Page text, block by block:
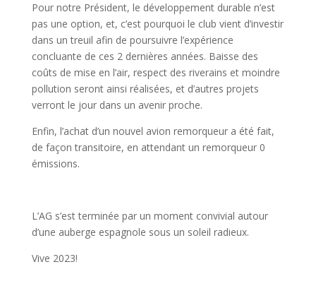
Pour notre Président, le développement durable n’est
pas une option, et, c’est pourquoi le club vient d’investir
dans un treuil afin de poursuivre l’expérience
concluante de ces 2 dernières années. Baisse des
coûts de mise en l’air, respect des riverains et moindre
pollution seront ainsi réalisées, et d’autres projets
verront le jour dans un avenir proche.
Enfin, l’achat d’un nouvel avion remorqueur a été fait,
de façon transitoire, en attendant un remorqueur 0
émissions.
L’AG s’est terminée par un moment convivial autour
d’une auberge espagnole sous un soleil radieux.
Vive 2023!